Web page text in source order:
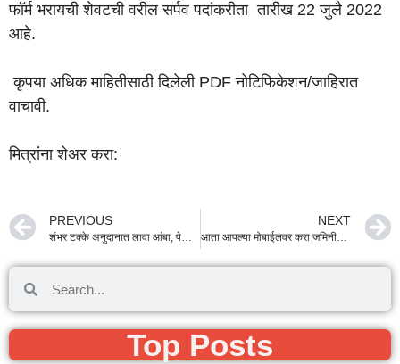
फॉर्म भरायची शेवटची वरील सर्पव पदांकरीता तारीख 22 जुलै 2022
आहे.
कृपया अधिक माहितीसाठी दिलेली PDF नोटिफिकेशन/जाहिरात
वाचावी.
मित्रांना शेअर करा:
PREVIOUS
शंभर टक्के अनुदानात लावा आंबा, पेरू, सीताफळ
NEXT
आता आपल्या मोबाईलवर करा जमिनीची मोजणी
Top Posts